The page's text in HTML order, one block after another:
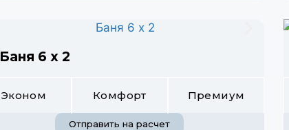
Баня 6 х 2
Эконом Комфорт Премиум
Отправить на расчет